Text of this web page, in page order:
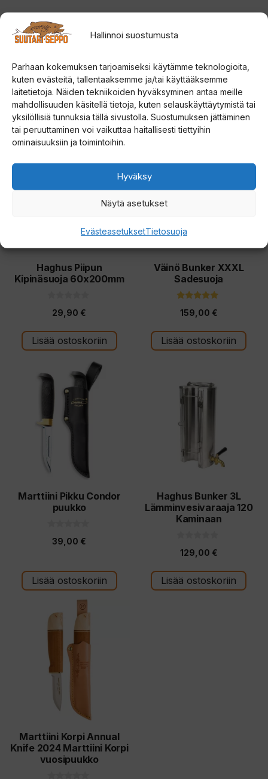
Hallinnoi suostumusta
Parhaan kokemuksen tarjoamiseksi käytämme teknologioita,
kuten evästeitä, tallentaaksemme ja/tai käyttääksemme
laitetietoja. Näiden tekniikoiden hyväksyminen antaa meille
mahdollisuuden käsitellä tietoja, kuten selauskäyttäytymistä tai
yksilöllisiä tunnuksia tällä sivustolla. Suostumuksen jättäminen
tai peruuttaminen voi vaikuttaa haitallisesti tiettyihin
ominaisuuksiin ja toimintoihin.
Hyväksy
Näytä asetukset
EvästeasetuksetTietosuoja
Tutustu myös
Haghus Piipun
Kipinäsuoja 60x200mm
s
t
ä
29,90 €
Lisää ostoskoriin
Väinö Bunker XXXL
Sadesuoja
5:stä
159,00 €
Lisää ostoskoriin
Marttiini Pikku Condor
puukko
ä
39,00 €
Lisää ostoskoriin
Haghus Bunker 3L
Lämminvesivaraaja 120
Kaminaan
s
t
ä
129,00 €
Lisää ostoskoriin
Marttiini Korpi Annual
Knife 2024 Marttiini Korpi
vuosipuukko